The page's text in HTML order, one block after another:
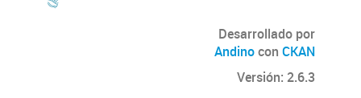
Desarrollado por
Andinocon CKAN
Versión: 2.6.3